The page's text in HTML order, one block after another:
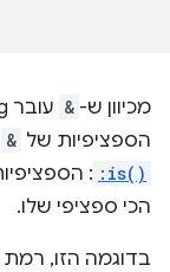
מכיוון ש- & עובר desugaring באמצעות
הספציפיות של &
:is()
:
הכי ספציפי שלו.
בדוגמה הזו,